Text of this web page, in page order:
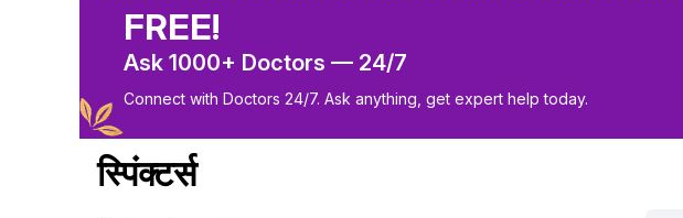
FREE!
Ask 1000+ Doctors — 24/7
Connect with Doctors 24/7. Ask anything, get expert help today.
स्पिंक्टर्स